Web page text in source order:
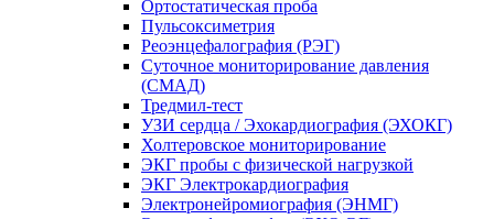
Ортостатическая проба
Пульсоксиметрия
Реоэнцефалография (РЭГ)
Суточное мониторирование давления
(СМАД)
Тредмил-тест
УЗИ сердца / Эхокардиография (ЭХОКГ)
Холтеровское мониторирование
ЭКГ пробы с физической нагрузкой
ЭКГ Электрокардиография
Электронейромиография (ЭНМГ)